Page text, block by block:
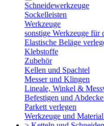
Schneidewerkzeuge
Sockelleisten
Werkzeuge
sonstige Werkzeuge für
Elastische Beläge
Klebstoffe
Zubehör
Kellen und Spachtel
Messer und Klingen
Lineale, Winkel &
Befestigen und
Parkett verlegen
Werkzeuge und